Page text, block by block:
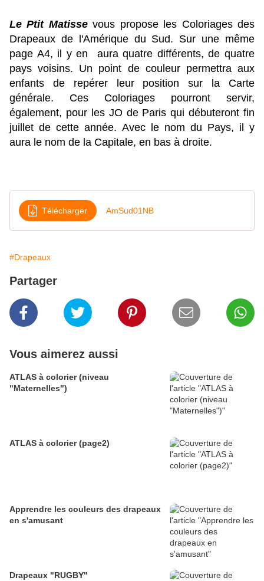
Le Ptit Matissevous propose les Coloriages des
Drapeaux de l'Amérique du Sud. Sur une même
page A4, il y en aura quatre différents, de quatre
pays voisins. Un point de couleur permettra aux
enfants de repérer leur position sur la Carte
générale. Ces Coloriages pourront servir,
également, pour les JO de Paris qui débuteront fin
juillet de cette année. Avec le nom du Pays, il y
aura le nom de la Capitale, en bas à droite.
Télécharger AmSud01NB
#Drapeaux
Partager
Vous aimerez aussi
ATLAS à colorier (niveau
"Maternelles")
ATLAS à colorier (page2)
Apprendre les couleurs des drapeaux
en s'amusant
Drapeaux "RUGBY"